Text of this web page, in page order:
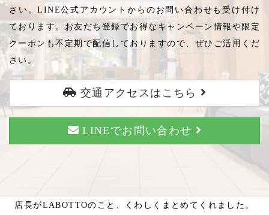
さい。LINE公式アカウントからのお問い合わせも受け付け
ております。お友だち登録でお得なキャンペーン情報や限定
クーポンも不定期で配信しておりますので、ぜひご活用くだ
さい。
交通アクセスはこちら
LINEでお問い合わせ
店長がLABOTTOのこと、くわしくまとめてくれました。